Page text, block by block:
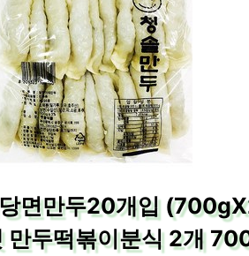
면만두20개입
만두떡볶이분식 2개